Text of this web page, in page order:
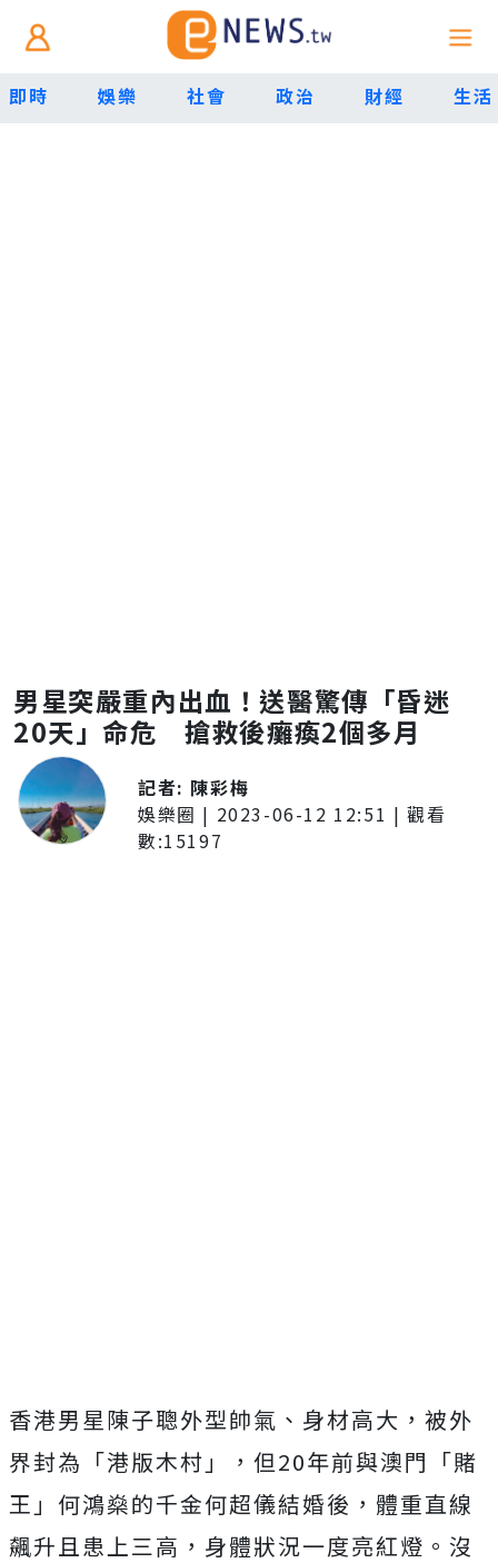
即時 娛樂 社會 政治 財經 生活
男星突嚴重內出血！送醫驚傳「昏迷
20天」命危 搶救後癱瘓2個多月
記者: 陳彩梅
娛樂圈 | 2023-06-12 12:51 | 觀看
數:15197
香港男星陳子聰外型帥氣、身材高大，被外
界封為「港版木村」，但20年前與澳門「賭
王」何鴻燊的千金何超儀結婚後，體重直線
飆升且患上三高，身體狀況一度亮紅燈。沒